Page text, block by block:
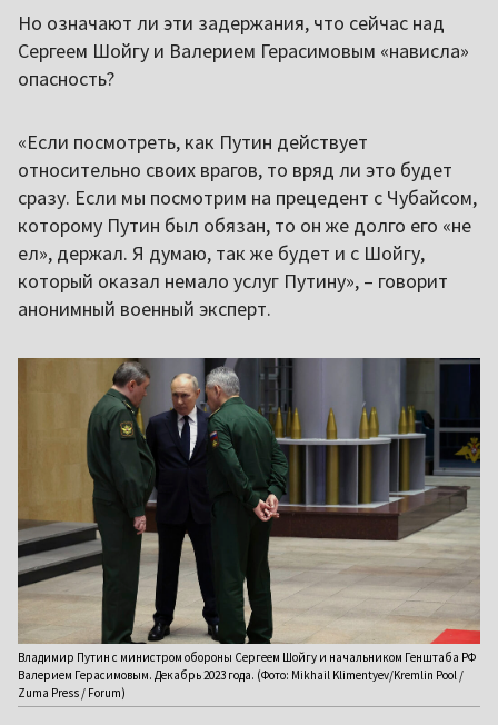
Но означают ли эти задержания, что сейчас над
Сергеем Шойгу и Валерием Герасимовым «нависла»
опасность?
«Если посмотреть, как Путин действует
относительно своих врагов, то вряд ли это будет
сразу. Если мы посмотрим на прецедент с Чубайсом,
которому Путин был обязан, то он же долго его «не
ел», держал. Я думаю, так же будет и с Шойгу,
который оказал немало услуг Путину», – говорит
анонимный военный эксперт.
Владимир Путин с министром обороны Сергеем Шойгу и начальником Генштаба РФ
Валерием Герасимовым. Декабрь 2023 года. (Фото: Mikhail Klimentyev/Kremlin Pool /
Zuma Press / Forum)